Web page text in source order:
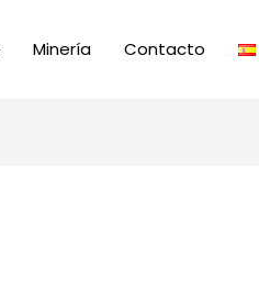
Minería Contacto